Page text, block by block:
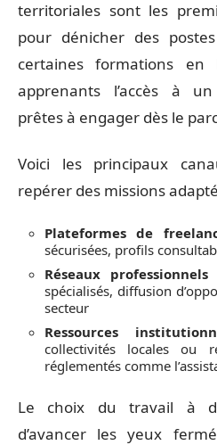
territoriales sont les
pour dénicher des
certaines formations
apprenants l’accès à
prêtes à engager dès le
Voici les principaux
repérer des missions
Plateformes de
sécurisées, profils
Réseaux professionnels
spécialisés, diffusion
secteur
Ressources
collectivités locales ou
réglementés comme
Le choix du travail à
d’avancer les yeux